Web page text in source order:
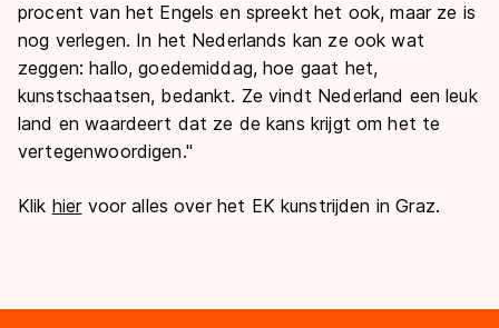
procent van het Engels en spreekt het ook, maar ze is
nog verlegen. In het Nederlands kan ze ook wat
zeggen: hallo, goedemiddag, hoe gaat het,
kunstschaatsen, bedankt. Ze vindt Nederland een leuk
land en waardeert dat ze de kans krijgt om het te
vertegenwoordigen."
Klik hiervoor alles over het EK kunstrijden in Graz.